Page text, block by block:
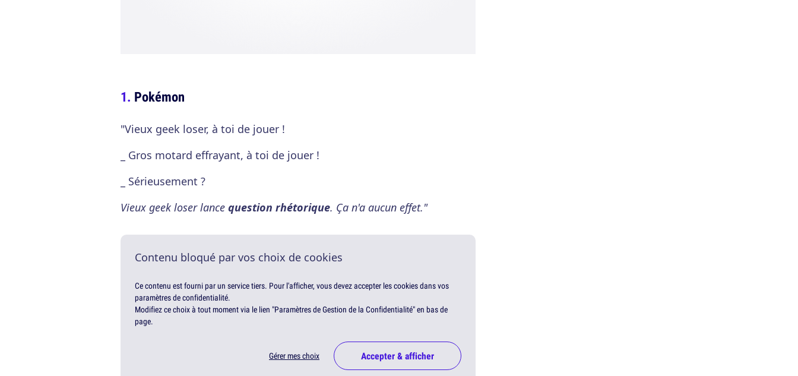
Pokémon
"Vieux geek loser, à toi de jouer !
_ Gros motard effrayant, à toi de jouer !
_ Sérieusement ?
Vieux geek loser lance question rhétorique. Ça n'a aucun effet."
Contenu bloqué par vos choix de cookies
Ce contenu est fourni par un service tiers. Pour l'afficher, vous devez accepter les cookies dans vos
paramètres de confidentialité.
Modifiez ce choix à tout moment via le lien "Paramètres de Gestion de la Confidentialité" en bas de
page.
Gérer mes choix Accepter & afficher